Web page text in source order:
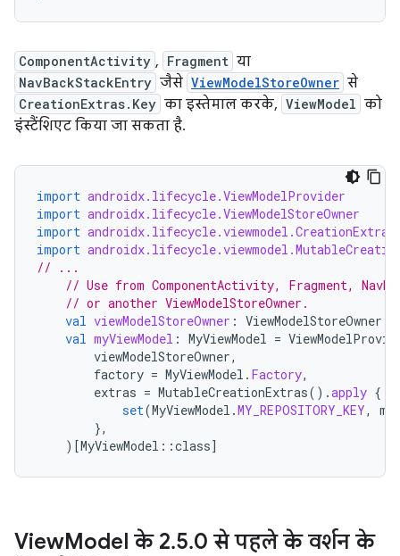
ComponentActivity , Fragment या
NavBackStackEntry जैसे ViewModelStoreOwner से
CreationExtras.Key का इस्तेमाल करके, ViewModel को
इंस्टैंशिएट किया जा सकता है.
import androidx.lifecycle.ViewModelProvider
import androidx.lifecycle.ViewModelStoreOwner
import androidx.lifecycle.viewmodel.CreationExtras
import
// ...
// Use from ComponentActivity, Fragment,
// or another ViewModelStoreOwner.
val viewModelStoreOwner : ViewModelStoreOwner
val myViewModel : MyViewModel =
viewModelStoreOwner,
factory = MyViewModel . Factory,
extras = MutableCreationExtras().apply {
set(MyViewModel .MY_REPOSITORY_KEY,
},
) [MyViewModel ::class]
ViewModel के 2.5.0 से पहले के वर्शन के